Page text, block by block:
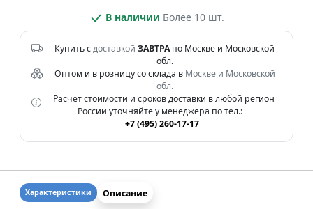
В наличии Более 10 шт.
Купить сдоставкой ЗАВТРАпо Москве и Московской
обл.
Оптом и в розницу со склада в Москве и Московской
обл.
Расчет стоимости и сроков доставки в любой регион
России уточняйте у менеджера по тел.:
+7 (495) 260-17-17
Характеристики Описание